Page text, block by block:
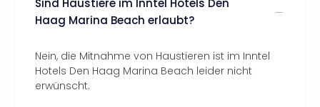
Sind Haustiere im Inntel Hotels Den
Haag Marina Beach erlaubt?
Nein, die Mitnahme von Haustieren ist im Inntel
Hotels Den Haag Marina Beach leider nicht
erwünscht.